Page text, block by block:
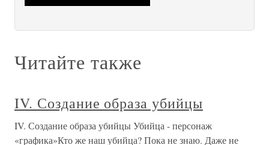
Читайте также
IV. Создание образа убийцы
IV. Создание образа убийцы Убийца - персонаж
«графика»Кто же наш убийца? Пока не знаю. Даже не